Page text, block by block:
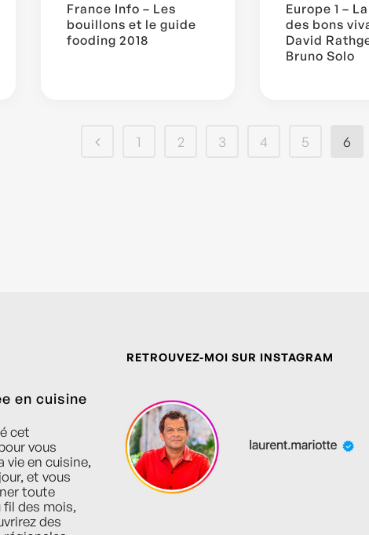
France Info – Les
bouillons et le guide
fooding 2018
Europe 1 –
des bons
David
Bruno Solo
1 2 3 4 5 6
en cuisine
cet
vous
vie en cuisine,
et vous
toute
fil des mois,
des
RETROUVEZ-MOI SUR INSTAGRAM